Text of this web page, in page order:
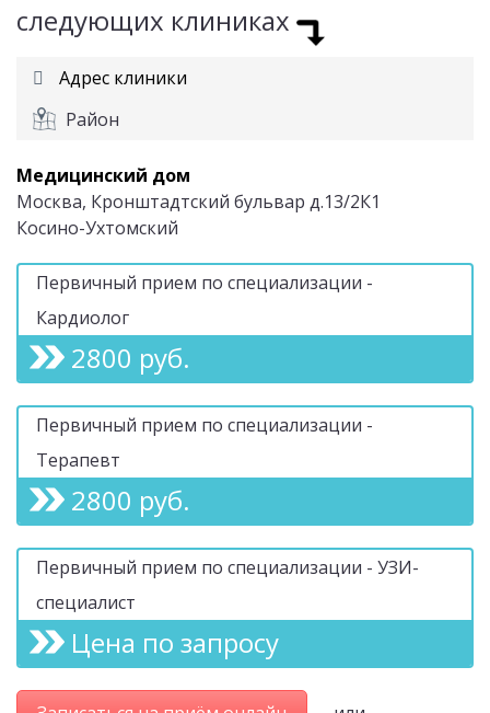
следующих клиниках
Адрес клиники
Район
Медицинский дом
Москва, Кронштадтский бульвар д.13/2К1
Косино-Ухтомский
Первичный прием по специализации -
Кардиолог
2800 руб.
Первичный прием по специализации -
Терапевт
2800 руб.
Первичный прием по специализации - УЗИ-
специалист
Цена по запросу